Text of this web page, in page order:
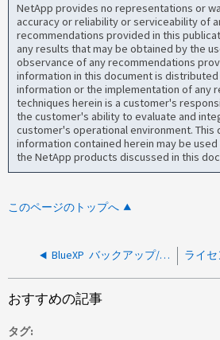
NetApp provides no representations or
accuracy or reliability or serviceability of
recommendations provided in this
any results that may be obtained by the
observance of any recommendations
information in this document is distributed
information or the implementation of any
techniques herein is a customer's
the customer's ability to evaluate and
customer's operational environment. This
information contained herein may be
the NetApp products discussed in this
このページのトップへ
BlueXP バックアップ/リカバリの[Job Monitor]ページにスケジュール済みジョブが表示されない
おすすめの記事
タグ